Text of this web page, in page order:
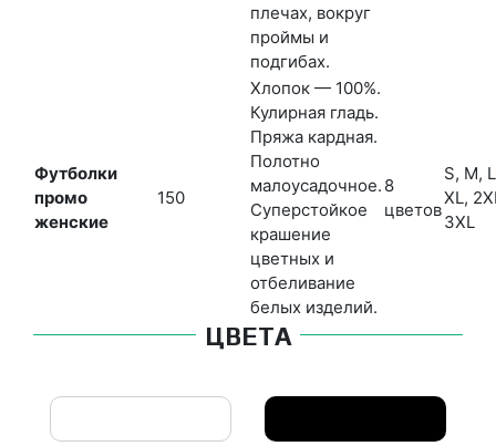
плечах, вокруг
проймы и
подгибах.
Футболки
промо
женские
150
Хлопок — 100%.
Кулирная гладь.
Пряжа кардная.
Полотно
малоусадочное.
Суперстойкое
крашение
цветных и
отбеливание
белых изделий.
8
цветов
S, M,
XL,
3XL
ЦВЕТА